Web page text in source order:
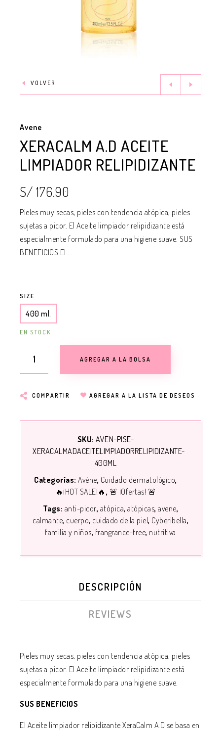
VOLVER
Avene
XERACALM A.D ACEITE
LIMPIADOR RELIPIDIZANTE
S/ 176.90
Pieles muy secas, pieles con tendencia atópica, pieles
sujetas a picor. El Aceite limpiador relipidizante está
especialmente formulado para una higiene suave. SUS
BENEFICIOS El...
SIZE
400 ml.
EN STOCK
AGREGAR A LA BOLSA
COMPARTIR AGREGAR A LA LISTA DE DESEOS
SKU:AVEN-PISE-
XERACALMADACEITELIMPIADORRELIPIDIZANTE-
400ML
Categorías:Avéne Cuidado dermatológico
🔥¡HOT SALE!🔥 🚨 ¡Ofertas! 🚨
Tags: anti-picor atópica atópicas avene
calmante cuerpo cuidado de la piel Cyberibella
familia y niños frangrance-free nutritiva
DESCRIPCIÓN
REVIEWS
Pieles muy secas, pieles con tendencia atópica, pieles
sujetas a picor. El Aceite limpiador relipidizante está
especialmente formulado para una higiene suave.
SUS BENEFICIOS
El Aceite limpiador relipidizante XeraCalm A.D se basa en